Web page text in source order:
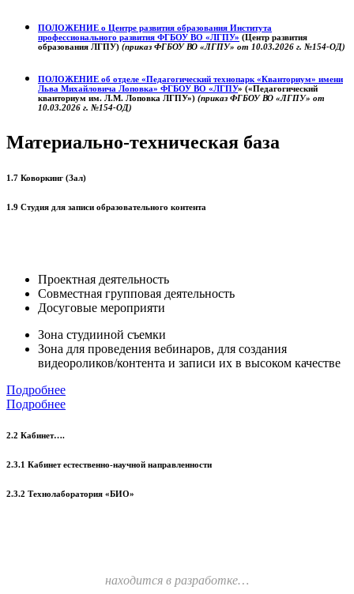
ПОЛОЖЕНИЕ о Центре развития образования Института
профессионального развития ФГБОУ ВО «ЛГПУ» (Центр развития
образования ЛГПУ) (приказ ФГБОУ ВО «ЛГПУ» от 10.03.2026 г. №154-ОД)
ПОЛОЖЕНИЕ об отделе «Педагогический технопарк «Кванториум» имени
Льва Михайловича Лоповка» ФГБОУ ВО «ЛГПУ» («Педагогический
кванториум им. Л.М. Лоповка ЛГПУ») (приказ ФГБОУ ВО «ЛГПУ» от
10.03.2026 г. №154-ОД)
Материально-техническая база
1.7 Коворкинг (Зал)
1.9 Студия для записи образовательного контента
Проектная деятельность
Совместная групповая деятельность
Досуговые мероприяти
Зона студииной съемки
Зона для проведения вебинаров, для создания
видеороликов/контента и записи их в высоком качестве
Подробнее
Подробнее
2.2 Кабинет….
2.3.1 Кабинет естественно-научной направленности
2.3.2 Технолаборатория «БИО»
находится в разработке…